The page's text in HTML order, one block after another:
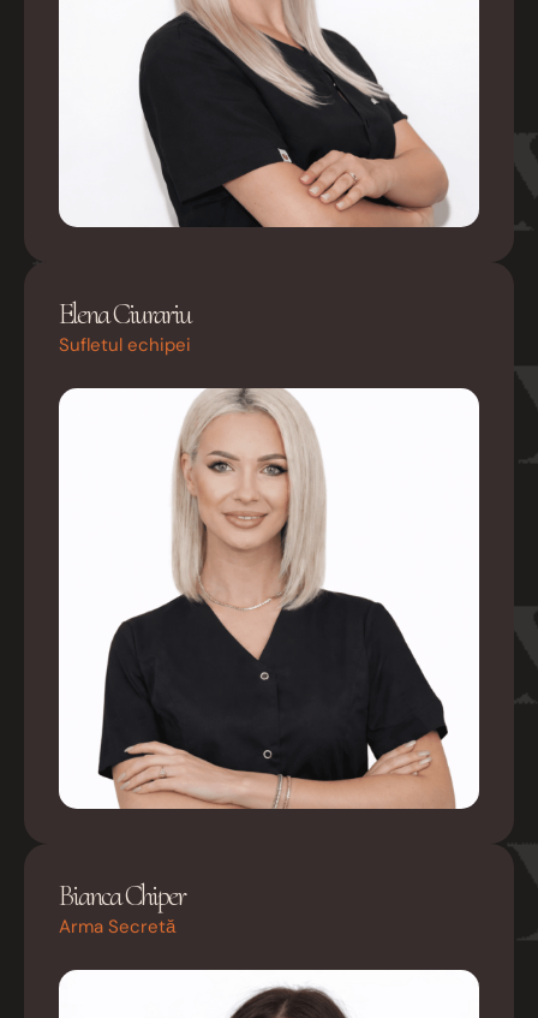
Elena Ciurariu
Sufletul echipei
Bianca Chiper
Arma Secretă